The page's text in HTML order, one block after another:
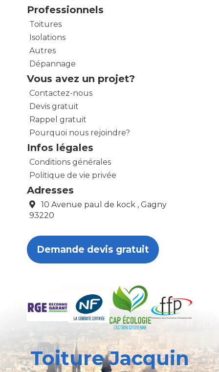
Professionnels
Toitures
Isolations
Autres
Dépannage
Vous avez un projet?
Contactez-nous
Devis gratuit
Rappel gratuit
Pourquoi nous rejoindre?
Infos légales
Conditions générales
Politique de vie privée
Adresses
10 Avenue paul de kock , Gagny
93220
Demande devis gratuit
Toiture Jacquin